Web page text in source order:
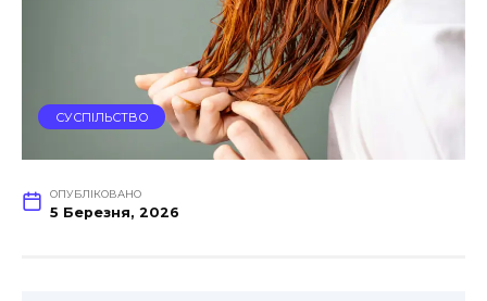
СУСПІЛЬСТВО
ОПУБЛІКОВАНО
5 Березня, 2026